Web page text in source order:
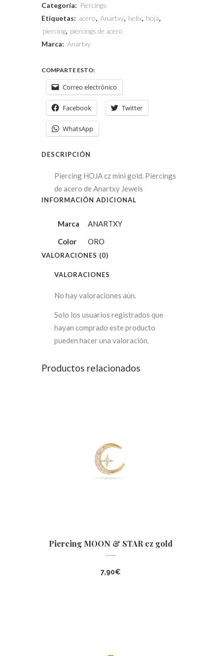
Categoría: Piercings
Etiquetas: acero, Anartxy, helix, hoja,
piercing, piercings de acero
Marca: Anartxy
COMPARTE ESTO:
Correo electrónico
Facebook Twitter
WhatsApp
DESCRIPCIÓN
Piercing HOJA cz mini gold. Piercings
de acero de Anartxy Jewels
INFORMACIÓN ADICIONAL
Marca
ANARTXY
Color
ORO
VALORACIONES (0)
VALORACIONES
No hay valoraciones aún.
Solo los usuarios registrados que
hayan comprado este producto
pueden hacer una valoración.
Productos relacionados
Piercing MOON & STAR cz gold
7,90€